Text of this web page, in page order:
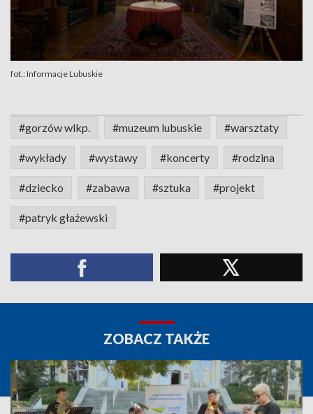
fot.: Informacje Lubuskie
#gorzów wlkp. #muzeum lubuskie #warsztaty
#wykłady #wystawy #koncerty #rodzina
#dziecko #zabawa #sztuka #projekt
#patryk głażewski
ZOBACZ TAKŻE